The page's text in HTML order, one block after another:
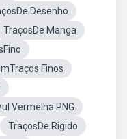
Desenho
TraçosDe Manga
Finos
Vermelha PNG
TraçosDe Rigido